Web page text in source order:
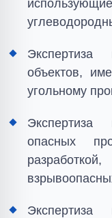
Экспертиза
объектов,
угольному
Экспертиза
опасных
Экспертиза